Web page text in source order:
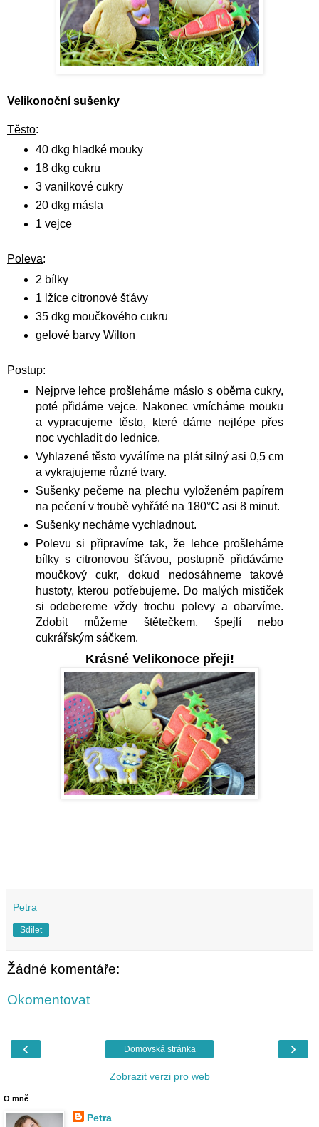
Velikonoční sušenky
Těsto:
40 dkg hladké mouky
18 dkg cukru
3 vanilkové cukry
20 dkg másla
1 vejce
Poleva:
2 bílky
1 lžíce citronové šťávy
35 dkg moučkového cukru
gelové barvy Wilton
Postup:
Nejprve lehce prošleháme máslo s oběma cukry,
poté přidáme vejce. Nakonec vmícháme mouku
a vypracujeme těsto, které dáme nejlépe přes
noc vychladit do lednice.
Vyhlazené těsto vyválíme na plát silný asi 0,5 cm
a vykrajujeme různé tvary.
Sušenky pečeme na plechu vyloženém papírem
na pečení v troubě vyhřáté na 180°C asi 8 minut.
Sušenky necháme vychladnout.
Polevu si připravíme tak, že lehce prošleháme
bílky s citronovou šťávou, postupně přidáváme
moučkový cukr, dokud nedosáhneme takové
hustoty, kterou potřebujeme. Do malých mističek
si odebereme vždy trochu polevy a obarvíme.
Zdobit můžeme štětečkem, špejlí nebo
cukrářským sáčkem.
Krásné Velikonoce přeji!
Petra
Sdílet
Žádné komentáře:
Okomentovat
‹ ›
Domovská stránka
Zobrazit verzi pro web
O mně
Petra